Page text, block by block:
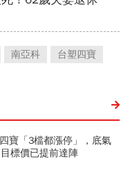
南亞科 台塑四寶
寶「3檔都漲停」，底氣
標價已提前達陣